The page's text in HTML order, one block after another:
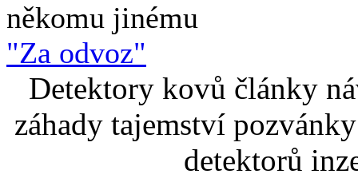
někomu jinému
"Za odvoz"
Detektory kovů články
záhady tajemství
detektorů